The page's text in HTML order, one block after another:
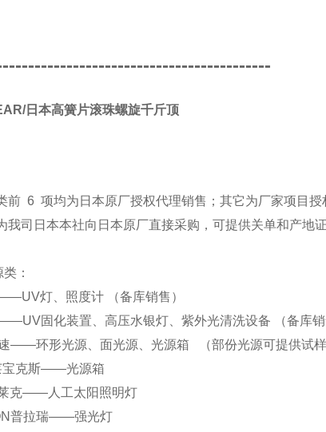
日本高簧片滚珠螺旋千斤顶
前 6 项均为日本原厂授权代理销售；其它为厂家项目授
我司日本本社向日本原厂直接采购，可提供关单和产地证
灯、照度计 （备库销售）
固化装置、高压水银灯、紫外光清洗设备 （备库销
——环形光源、面光源、光源箱 （部份光源可提供试样
宝克斯——光源箱
克——人工太阳照明灯
普拉瑞——强光灯